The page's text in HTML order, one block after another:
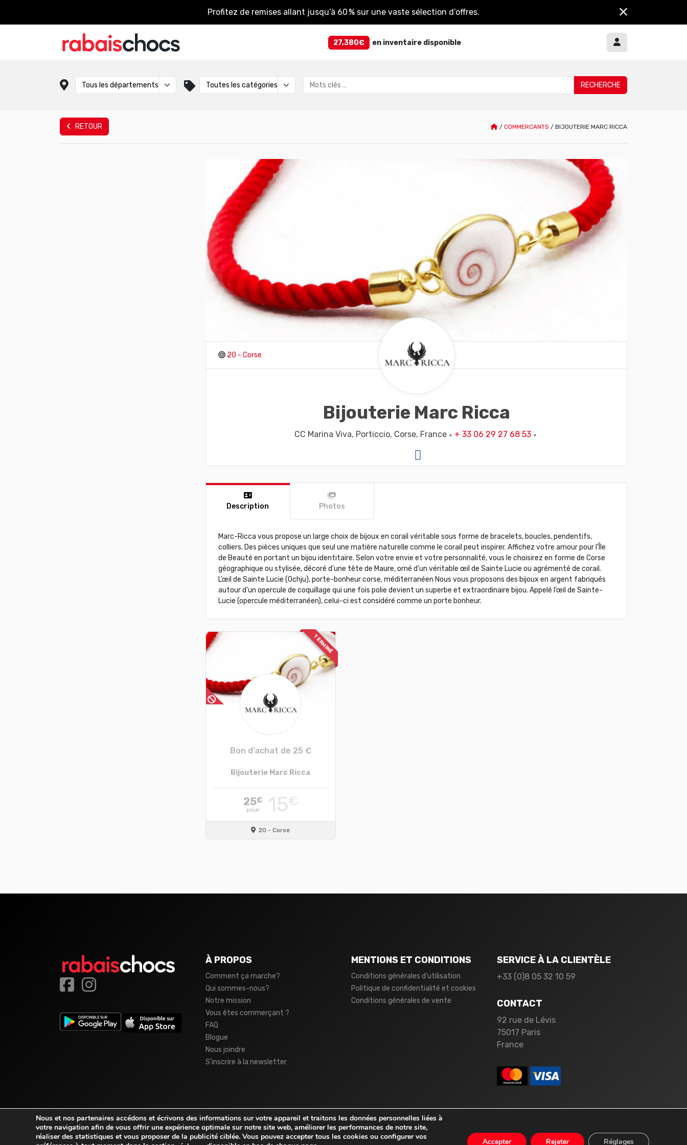
Profitez de remises allant jusqu’à 60 % sur une vaste sélection d’offres.
27,380€ en inventaire disponible
RETOUR / COMMERCANTS / BIJOUTERIE MARC RICCA
20 - Corse
Bijouterie Marc Ricca
CC Marina Viva, Porticcio, Corse, France + 33 06 29 27 68 53
Description Photos
Marc-Ricca vous propose un large choix de bijoux en corail véritable sous forme de bracelets, boucles, pendentifs,
colliers. Des pièces uniques que seul une matière naturelle comme le corail peut inspirer. Affichez votre amour pour l’Île
de Beauté en portant un bijou identitaire. Selon votre envie et votre personnalité, vous le choisirez en forme de Corse
géographique ou stylisée, décoré d’une tête de Maure, orné d’un véritable œil de Sainte Lucie ou agrémenté de corail.
L’œil de Sainte Lucie (Ochju), porte-bonheur corse, méditerranéen Nous vous proposons des bijoux en argent fabriqués
autour d’un opercule de coquillage qui une fois polie devient un superbe et extraordinaire bijou. Appelé l’œil de Sainte-
Lucie (opercule méditerranéen), celui-ci est considéré comme un porte bonheur.
TERMINÉ
Bon d’achat de 25 €
Bijouterie Marc Ricca
25€
pour 15€
20 - Corse
À PROPOS
Comment ça marche?
Qui sommes-nous?
Notre mission
Vous êtes commerçant ?
FAQ
Blogue
Nous joindre
S’inscrire à la newsletter
MENTIONS ET CONDITIONS
Conditions générales d’utilisation
Politique de confidentialité et cookies
Conditions générales de vente
SERVICE À LA CLIENTÈLE
+33 (0)8 05 32 10 59
CONTACT
92 rue de Lévis
75017 Paris
France
Nous et nos partenaires accédons et écrivons des informations sur votre appareil et traitons les données personnelles liées à
votre navigation afin de vous offrir une expérience optimale sur notre site web, améliorer les performances de notre site,
réaliser des statistiques et vous proposer de la publicité ciblée. Vous pouvez accepter tous les cookies ou configurer vos
Accepter Rejeter Réglages